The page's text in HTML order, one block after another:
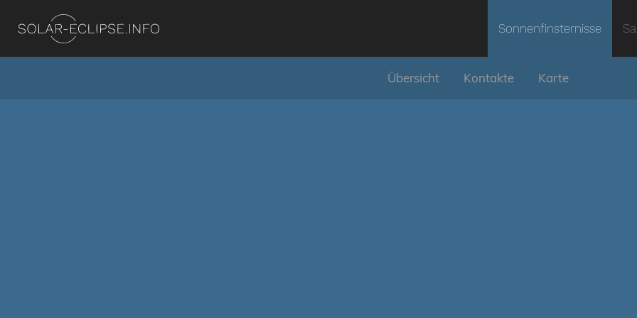
Sonnenfinsternisse
Übersicht Kontakte Karte